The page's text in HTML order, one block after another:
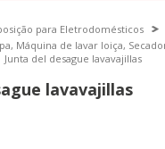
para Eletrodomésticos
Máquina de lavar loiça,
Junta del desague lavavajillas
lavavajillas